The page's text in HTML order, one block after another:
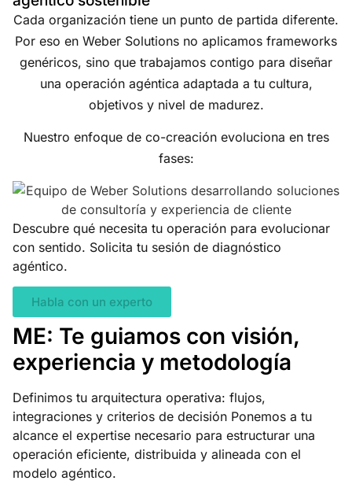
Cada organización tiene un punto de partida diferente.
Por eso en Weber Solutions no aplicamos frameworks
genéricos, sino que trabajamos contigo para diseñar
una operación agéntica adaptada a tu cultura,
objetivos y nivel de madurez.
Nuestro enfoque de co-creación evoluciona en tres
fases:
Descubre qué necesita tu operación para evolucionar
con sentido. Solicita tu sesión de diagnóstico
agéntico.
Habla con un experto
ME: Te guiamos con visión,
experiencia y metodología
Definimos tu arquitectura operativa: flujos,
integraciones y criterios de decisión Ponemos a tu
alcance el expertise necesario para estructurar una
operación eficiente, distribuida y alineada con el
modelo agéntico.